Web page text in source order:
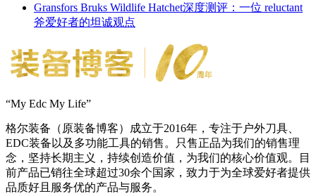
Gransfors Bruks Wildlife Hatchet深度测评：一位 reluctant
斧爱好者的坦诚观点
“My Edc My Life”
格尔装备（原装备博客）成立于2016年，专注于户外刀具、
EDC装备以及多功能工具的销售。只售正品为我们的销售理
念，坚持长期主义，持续创造价值，为我们的核心价值观。目
前产品已销往全球超过30余个国家，致力于为全球爱好者提供
品质好且服务优的产品与服务。